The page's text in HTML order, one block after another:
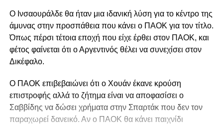
Ο Ινσαουράλδε θα ήταν μια ιδανική λύση για το κέντρο της
άμυνας στην προσπάθεια που κάνει ο ΠΑΟΚ για τον τίτλο.
Όπως πέρσι τέτοια εποχή που είχε έρθει στον ΠΑΟΚ, και
φέτος φαίνεται ότι ο Αργεντινός θέλει να συνεχίσει στον
Δικέφαλο.
Ο ΠΑΟΚ επιβεβαιώνει ότι ο Χουάν έκανε κρούση
επιστροφής αλλά το ζήτημα είναι να αποφασίσει ο
Σαββίδης να δώσει χρήματα στην Σπαρτάκ που δεν τον
παραχωρεί δανεικό. Αν ο ΠΑΟΚ θα κάνει παιχνίδι